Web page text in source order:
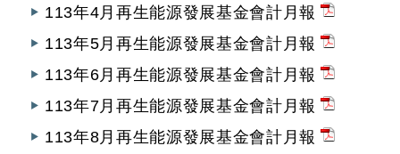
113年4月再生能源發展基金會計月報
113年5月再生能源發展基金會計月報
113年6月再生能源發展基金會計月報
113年7月再生能源發展基金會計月報
113年8月再生能源發展基金會計月報